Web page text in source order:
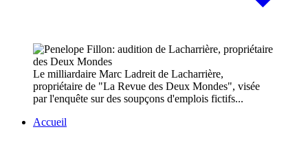
Le milliardaire Marc Ladreit de Lacharrière,
propriétaire de "La Revue des Deux Mondes", visée
par l'enquête sur des soupçons d'emplois fictifs...
Accueil